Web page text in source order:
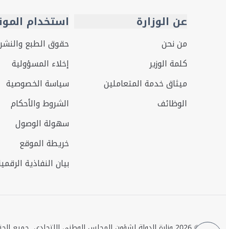
عن الوزارة
من نحن
كلمة الوزير
ميثاق خدمة المتعاملين
الوظائف
استخدام
حقوق الطبع والنشر
إخلاء المسؤولية
سياسة الخصوصية
الشروط والأحكام
سهولة الوصول
خريطة الموقع
بيان النفاذية